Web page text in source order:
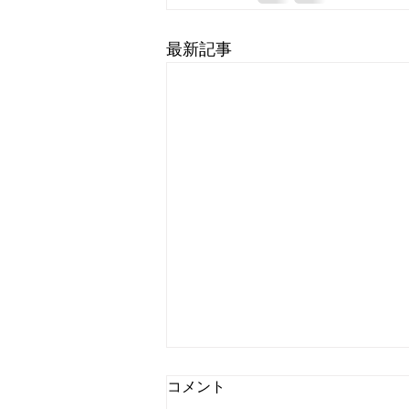
最新記事
赤い絨毯の謎
コメント